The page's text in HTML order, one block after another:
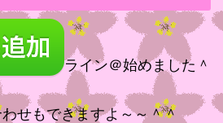
ライン＠始めました＾
せもできますよ～～＾＾